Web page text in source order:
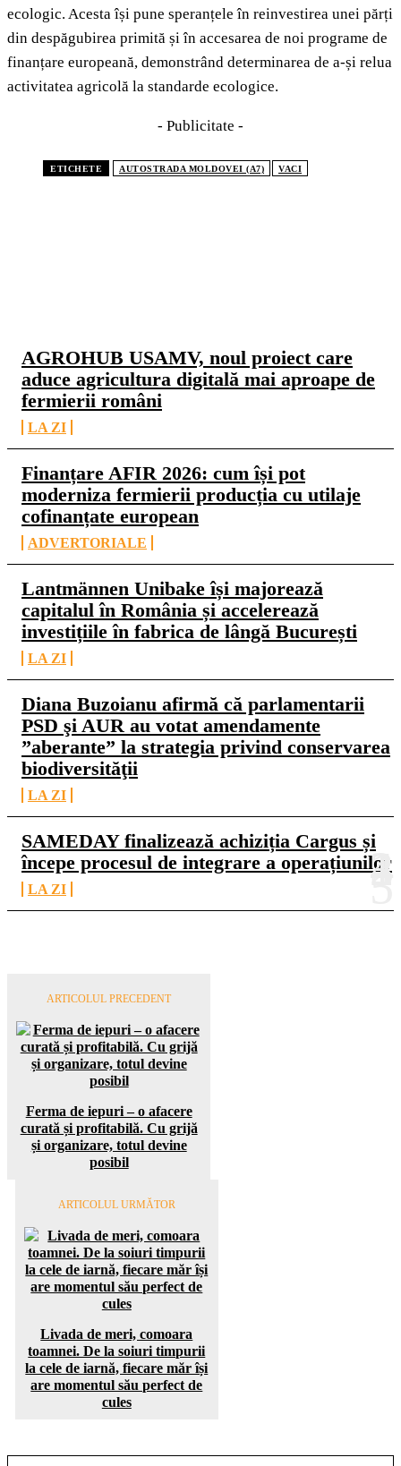
AGROHUB USAMV, noul proiect care
aduce agricultura digitală mai aproape de
fermierii români
LA ZI
Finanțare AFIR 2026: cum își pot
moderniza fermierii producția cu utilaje
cofinanțate european
ADVERTORIALE
Lantmännen Unibake își majorează
capitalul în România și accelerează
investițiile în fabrica de lângă București
LA ZI
Diana Buzoianu afirmă că parlamentarii
PSD şi AUR au votat amendamente
”aberante” la strategia privind conservarea
biodiversităţii
LA ZI
SAMEDAY finalizează achiziția Cargus și
începe procesul de integrare a operațiunilor
LA ZI
ecologic. Acesta își pune speranțele în reinvestirea unei părți
din despăgubirea primită și în accesarea de noi programe de
finanțare europeană, demonstrând determinarea de a-și relua
activitatea agricolă la standarde ecologice.
- Publicitate -
ETICHETE AUTOSTRADA MOLDOVEI (A7) VACI
ARTICOLUL PRECEDENT
Ferma de iepuri – o afacere
curată și profitabilă. Cu grijă
și organizare, totul devine
posibil
ARTICOLUL URMĂTOR
Livada de meri, comoara
toamnei. De la soiuri timpurii
la cele de iarnă, fiecare măr își
are momentul său perfect de
cules